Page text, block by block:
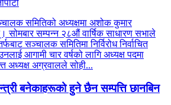
समितिको अध्यक्षमा अशोक कुमार
सोमबार सम्पन्न २८औं वार्षिक साधारण सभाले
सञ्चालक समितिमा निर्विरोध निर्वाचित
आगामी चार वर्षको लागि अध्यक्ष पदमा
अध्यक्ष अग्रवालले सोही...
बनेकाहरूको हुने छैन सम्पत्ति छानबिन